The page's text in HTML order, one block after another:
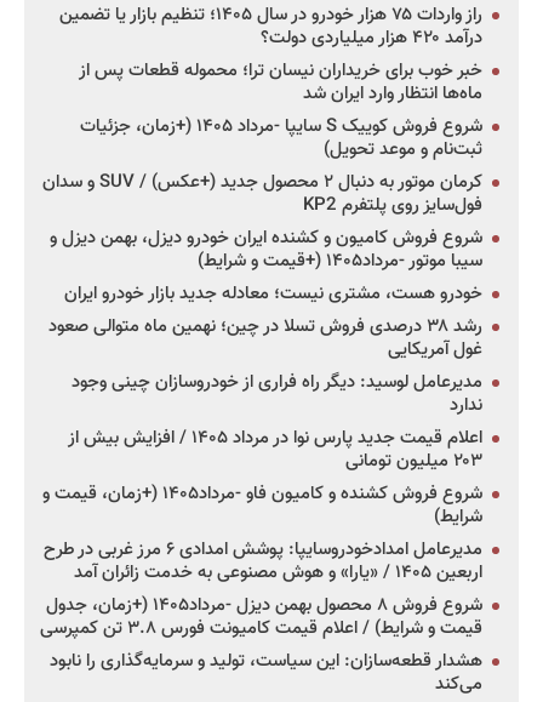
راز واردات ۷۵ هزار خودرو در سال ۱۴۰۵؛ تنظیم بازار یا تضمین
درآمد ۴۲۰ هزار میلیاردی دولت؟
خبر خوب برای خریداران نیسان ترا؛ محموله قطعات پس از
ماه‌ها انتظار وارد ایران شد
شروع فروش کوییک S سایپا -مرداد ۱۴۰۵ (+زمان، جزئیات
ثبت‌نام و موعد تحویل)
کرمان موتور به دنبال ۲ محصول جدید (+عکس) / SUV و سدان
فول‌سایز روی پلتفرم KP2
شروع فروش کامیون و کشنده ایران خودرو دیزل، بهمن دیزل و
سیبا موتور -مرداد۱۴۰۵ (+قیمت و شرایط)
خودرو هست، مشتری نیست؛ معادله جدید بازار خودرو ایران
رشد ۳۸ درصدی فروش تسلا در چین؛ نهمین ماه متوالی صعود
غول آمریکایی
مدیرعامل لوسید: دیگر راه فراری از خودروسازان چینی وجود
ندارد
اعلام قیمت جدید پارس نوا در مرداد ۱۴۰۵ / افزایش بیش از
۲۰۳ میلیون تومانی
شروع فروش کشنده و کامیون فاو -مرداد۱۴۰۵ (+زمان، قیمت و
شرایط)
مدیرعامل امدادخودروسایپا: پوشش امدادی ۶ مرز غربی در طرح
اربعین ۱۴۰۵ / «یارا» و هوش مصنوعی به خدمت زائران آمد
شروع فروش ۸ محصول بهمن دیزل -مرداد۱۴۰۵ (+زمان، جدول
قیمت و شرایط) / اعلام قیمت کامیونت فورس ۳.۸ تن کمپرسی
هشدار قطعه‌سازان: این سیاست، تولید و سرمایه‌گذاری را نابود
می‌کند